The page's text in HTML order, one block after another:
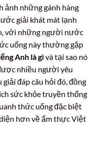
ảnh những gánh hàng
giải khát mát lạnh
với những người nước
uống này thường gặp
Anh là gìvà tại sao nó
nhiều người yêu
giải đáp câu hỏi đó, đồng
sức khỏe truyền thống
thức uống đặc biệt
hơn về ẩm thực Việt